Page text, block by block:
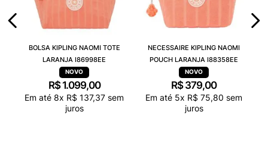
BOLSA KIPLING NAOMI TOTE
LARANJA I86998EE
R$ 1.099,00
Em até 8x R$ 137,37 sem
juros
NECESSAIRE KIPLING NAOMI
POUCH LARANJA I88358EE
R$ 379,00
Em até 5x R$ 75,80 sem
juros